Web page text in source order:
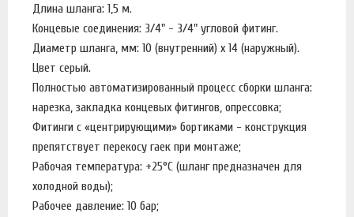
Длина шланга: 1,5 м.
Концевые соединения: 3/4" - 3/4" угловой фитинг.
Диаметр шланга, мм: 10 (внутренний) х 14 (наружный).
Цвет серый.
Полностью автоматизированный процесс сборки шланга:
нарезка, закладка концевых фитингов, опрессовка;
Фитинги с «центрирующими» бортиками - конструкция
препятствует перекосу гаек при монтаже;
Рабочая температура: +25°C (шланг предназначен для
холодной воды);
Рабочее давление: 10 бар;